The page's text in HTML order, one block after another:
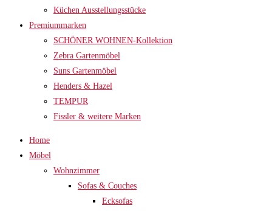
Küchen Ausstellungsstücke
Premiummarken
SCHÖNER WOHNEN-Kollektion
Zebra Gartenmöbel
Suns Gartenmöbel
Henders & Hazel
TEMPUR
Fissler & weitere Marken
Home
Möbel
Wohnzimmer
Sofas & Couches
Ecksofas